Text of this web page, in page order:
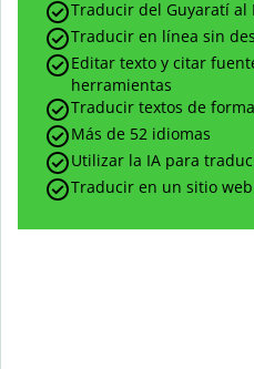
Traducir del Guyaratí al
Traducir en línea sin
Editar texto y citar
herramientas
Traducir textos de
Más de 52 idiomas
Utilizar la IA para
Traducir en un sitio